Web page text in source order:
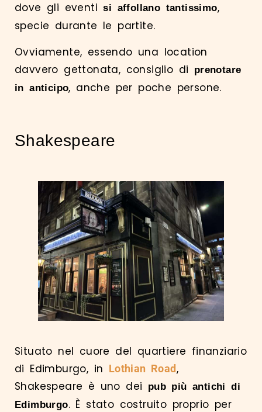
dove gli eventisi affollano tantissimo,
specie durante le partite.
Ovviamente, essendo una location
davvero gettonata, consiglio di
prenotare
in anticipo, anche per poche persone.
Shakespeare
Situato nel cuore del quartiere finanziario
di Edimburgo, in Lothian Road,
Shakespeare è uno dei
pub più antichi di
Edimburgo. È stato costruito proprio per